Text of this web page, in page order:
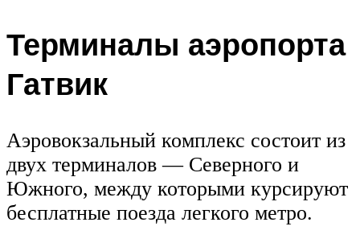
Терминалы аэропорта
Гатвик
Аэровокзальный комплекс состоит из
двух терминалов — Северного и
Южного, между которыми курсируют
бесплатные поезда легкого метро.